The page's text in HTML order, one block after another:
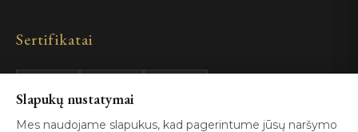
Sertifikatai
GIA
Certified
ISO 9001
Slapukų nustatymai
Mes naudojame slapukus, kad pagerintume jūsų naršymo